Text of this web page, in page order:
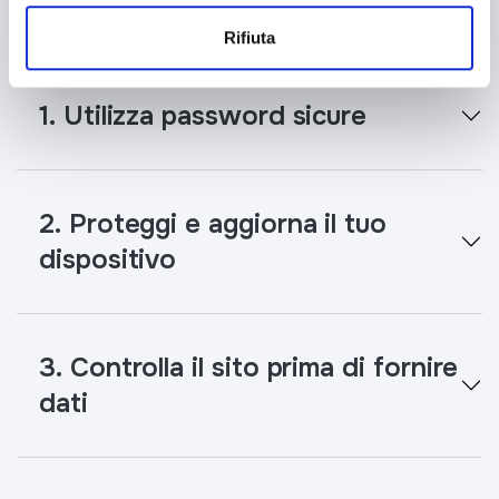
Rifiuta
I nostri consigli utili
1. Utilizza password sicure
2. Proteggi e aggiorna il tuo
dispositivo
3. Controlla il sito prima di fornire
dati